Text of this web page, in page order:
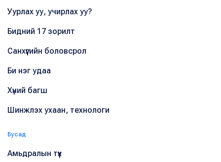
Уурлах уу, учирлах уу?
Бидний 17 зорилт
Санхүүгийн боловсрол
Би нэг удаа
Хүний багш
Шинжлэх ухаан, технологи
Бусад
Амьдралын түүх